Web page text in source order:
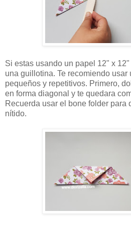
Si estas usando un papel 12" x
una guillotina. Te recomiendo
pequeños y repetitivos. Primero,
en forma diagonal y te quedara
Recuerda usar el bone folder para
nítido.